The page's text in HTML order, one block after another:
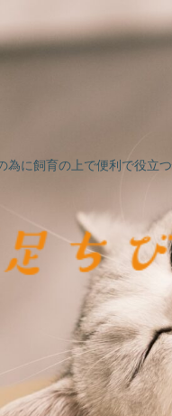
に飼育の上で便利で役